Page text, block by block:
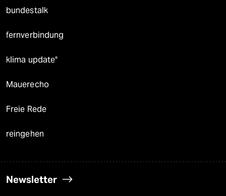
bundestalk
fernverbindung
klima update°
Mauerecho
Freie Rede
reingehen
Newsletter